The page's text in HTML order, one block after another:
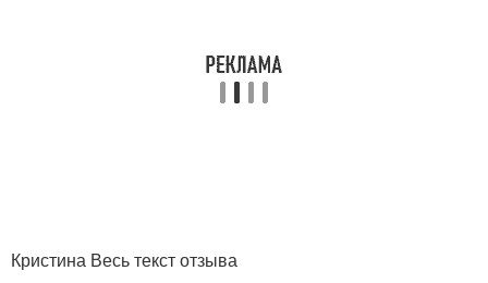
Кристина Весь текст отзыва